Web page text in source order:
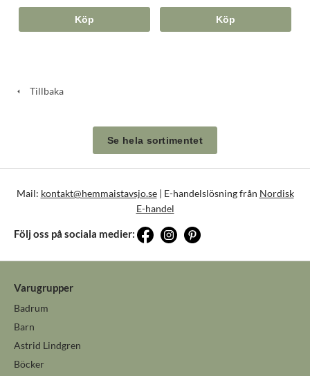
Köp Köp
Tillbaka
Se hela sortimentet
Mail: kontakt@hemmaistavsjo.se| E-handelslösning från Nordisk
E-handel
Följ oss på sociala medier:
Varugrupper
Badrum
Barn
Astrid Lindgren
Böcker